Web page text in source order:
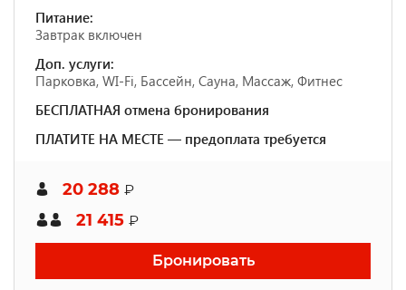
Питание:
Завтрак включен
Доп. услуги:
Парковка, WI-Fi, Бассейн, Сауна, Массаж, Фитнес
БЕСПЛАТНАЯ отмена бронирования
ПЛАТИТЕ НА МЕСТЕ — предоплата требуется
20 288 ₽
21 415 ₽
Бронировать